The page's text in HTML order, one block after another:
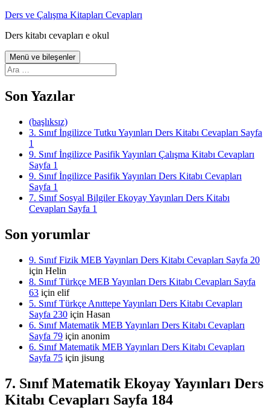
İçeriğe
Ders ve Çalışma Kitapları Cevapları
Ders kitabı cevapları e okul
Menü ve bileşenler
Arama:
Son Yazılar
(başlıksız)
3. Sınıf İngilizce Tutku Yayınları Ders Kitabı Cevapları Sayfa
1
9. Sınıf İngilizce Pasifik Yayınları Çalışma Kitabı Cevapları
Sayfa 1
9. Sınıf İngilizce Pasifik Yayınları Ders Kitabı Cevapları
Sayfa 1
7. Sınıf Sosyal Bilgiler Ekoyay Yayınları Ders Kitabı
Cevapları Sayfa 1
Son yorumlar
9. Sınıf Fizik MEB Yayınları Ders Kitabı Cevapları Sayfa 20
için Helin
8. Sınıf Türkçe MEB Yayınları Ders Kitabı Cevapları Sayfa
63 için elif
5. Sınıf Türkçe Anıttepe Yayınları Ders Kitabı Cevapları
Sayfa 230 için Hasan
6. Sınıf Matematik MEB Yayınları Ders Kitabı Cevapları
Sayfa 79 için anonim
6. Sınıf Matematik MEB Yayınları Ders Kitabı Cevapları
Sayfa 75 için jisung
7. Sınıf Matematik Ekoyay Yayınları Ders
Kitabı Cevapları Sayfa 184